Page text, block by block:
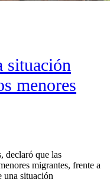
situación
menores
declaró que las
migrantes, frente a
una situación